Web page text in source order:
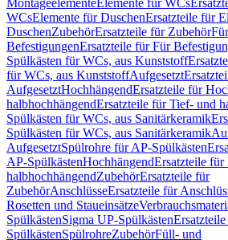
MontageelementeElemente für WCs
WCsElemente für DuschenErsatzteile für
DuschenZubehörErsatzteile für ZubehörFür
BefestigungenErsatzteile für Für
Spülkästen für WCs, aus Kunststoff
für WCs, aus KunststoffAufgesetzt
AufgesetztHochhängendErsatzteile für
halbhochhängendErsatzteile für Tief- und
Spülkästen für WCs, aus Sanitärkeramik
Spülkästen für WCs, aus Sanitärkeramik
AufgesetztSpülrohre für AP-Spülkästen
AP-SpülkästenHochhängendErsatzteile für
halbhochhängendZubehörErsatzteile für
ZubehörAnschlüsseErsatzteile für
Rosetten und Staueinsätze
SpülkästenSigma UP-Spülkästen
SpülkästenSpülrohreZubehörFüll- und